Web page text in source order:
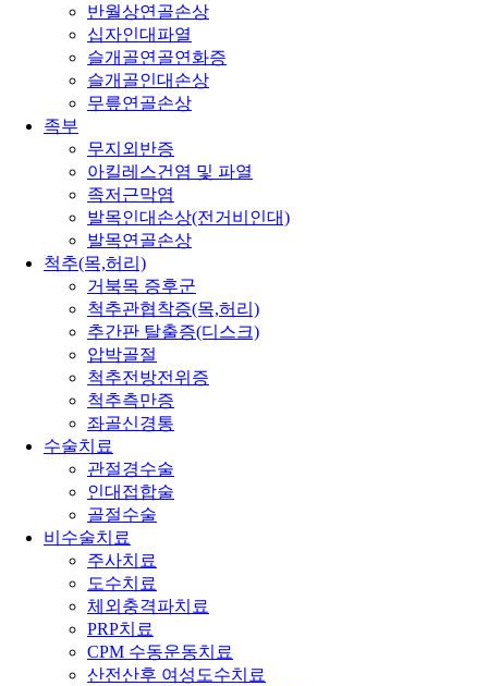
반월상연골손상
십자인대파열
슬개골연골연화증
슬개골인대손상
무릎연골손상
족부
무지외반증
아킬레스건염 및 파열
족저근막염
발목인대손상(전거비인대)
발목연골손상
척추(목,허리)
거북목 증후군
척추관협착증(목,허리)
추간판 탈출증(디스크)
압박골절
척추전방전위증
척추측만증
좌골신경통
수술치료
관절경수술
인대접합술
골절수술
비수술치료
주사치료
도수치료
체외충격파치료
PRP치료
CPM 수동운동치료
산전산후 여성도수치료